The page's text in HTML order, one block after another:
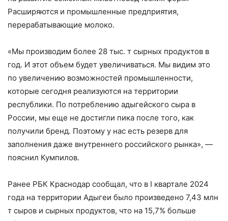
Расширяются и промышленные предприятия,
перерабатывающие молоко.
«Мы производим более 28 тыс. т сырных продуктов в
год. И этот объем будет увеличиваться. Мы видим это
по увеличению возможностей промышленности,
которые сегодня реализуются на территории
республики. По потреблению адыгейского сыра в
России, мы еще не достигли пика после того, как
получили бренд. Поэтому у нас есть резерв для
заполнения даже внутреннего российского рынка», —
пояснил Кумпилов.
Ранее РБК Краснодар сообщал, что в I квартале 2024
года на территории Адыгеи было произведено 7,43 млн
т сыров и сырных продуктов, что на 15,7% больше